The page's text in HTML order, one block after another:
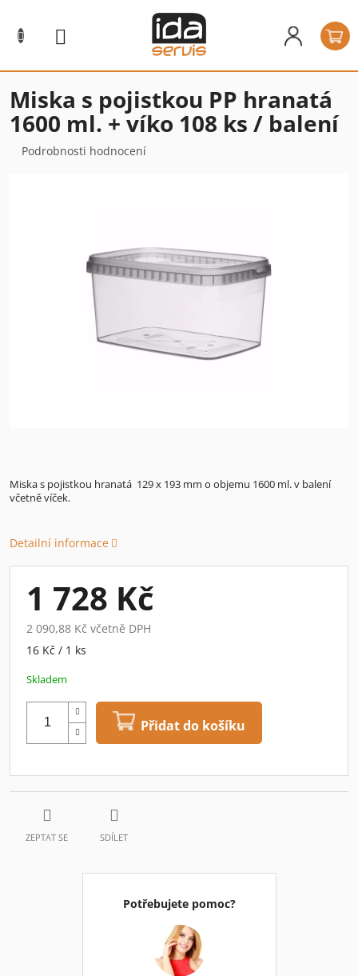
obsah
Miska s pojistkou PP hranatá
1600 ml. + víko 108 ks / balení
Průměrné
Podrobnosti hodnocení
Miska s pojistkou hranatá 129 x 193 mm o objemu 1600 ml. v balení
včetně víček.
Detailní informace
1 728 Kč
2 090,88 Kč včetně DPH
Měrná
16 Kč / 1 ks
Skladem
Přidat do košíku
ZEPTAT SE SDÍLET
Potřebujete pomoc?